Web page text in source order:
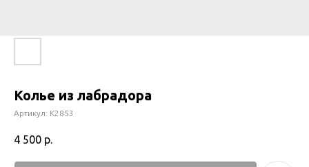
Колье из лабрадора
Артикул: К2853
4 500 р.